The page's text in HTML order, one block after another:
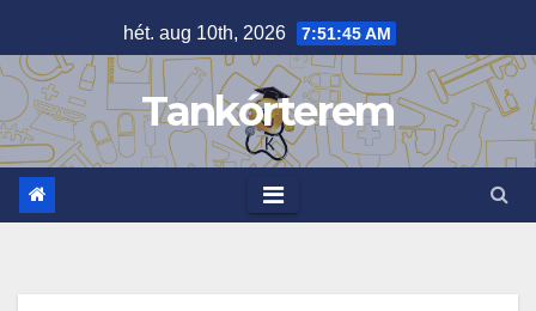
to
content
hét. aug 10th, 2026 7:51:46 AM
Tankórterem